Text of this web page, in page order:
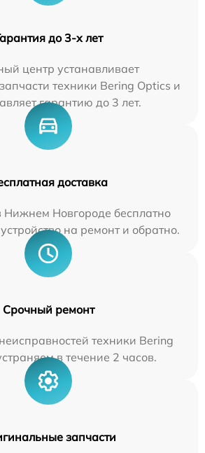
до 3-х лет
центр устанавливает
техники Bering Optics и
гарантию до 3 лет.
доставка
Новгороде бесплатно
на ремонт и обратно.
Срочный ремонт
техники Bering
в течение 2 часов.
запчасти